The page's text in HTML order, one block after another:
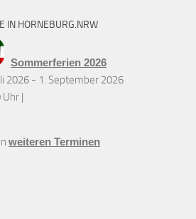
IN HORNEBURG.NRW
Sommerferien 2026
2026 - 1. September 2026
|
weiteren Terminen